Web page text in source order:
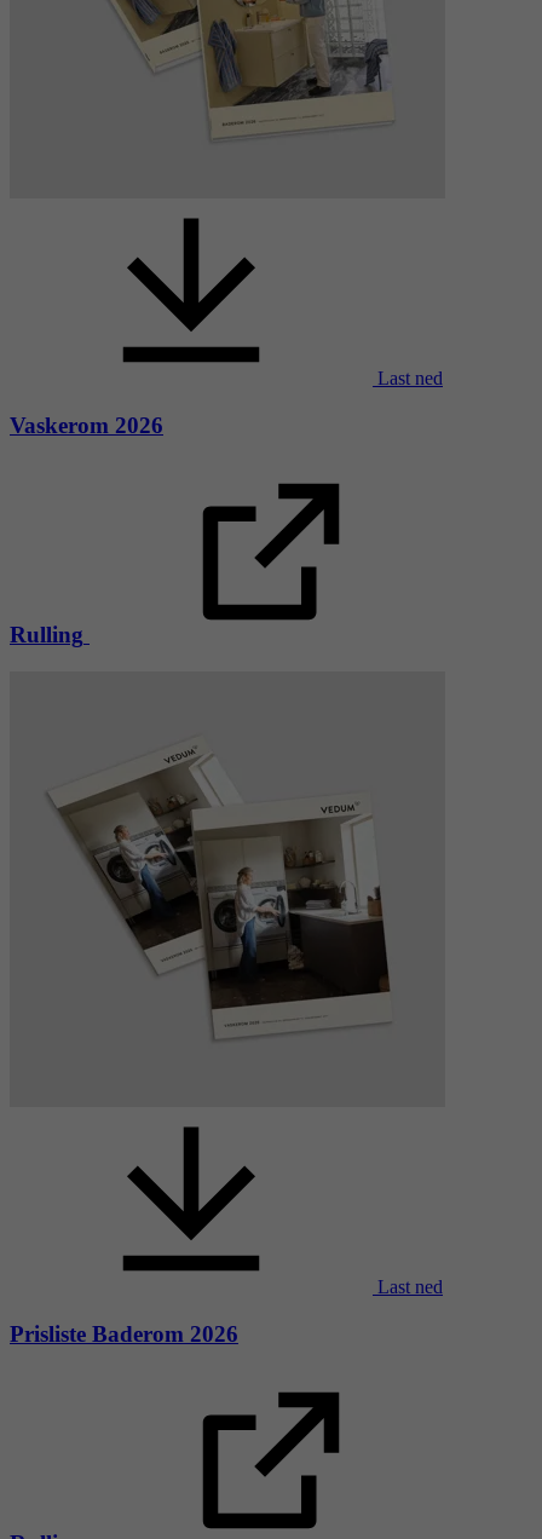
Last ned
Vaskerom 2026
Rulling
Last ned
Prisliste Baderom 2026